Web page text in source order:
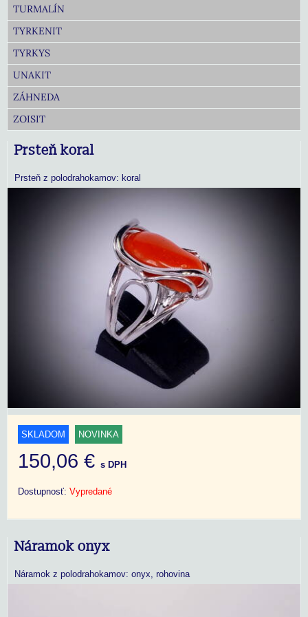
TURMALÍN
TYRKENIT
TYRKYS
UNAKIT
ZÁHNEDA
ZOISIT
Prsteň koral
Prsteň z polodrahokamov: koral
SKLADOM NOVINKA
150,06 € s DPH
Dostupnosť: Vypredané
Náramok onyx
Náramok z polodrahokamov: onyx, rohovina